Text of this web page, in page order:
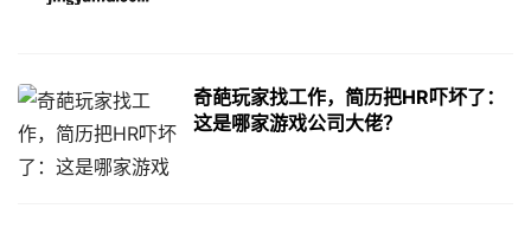
奇葩玩家找工作，简历把HR吓坏了：
这是哪家游戏公司大佬？